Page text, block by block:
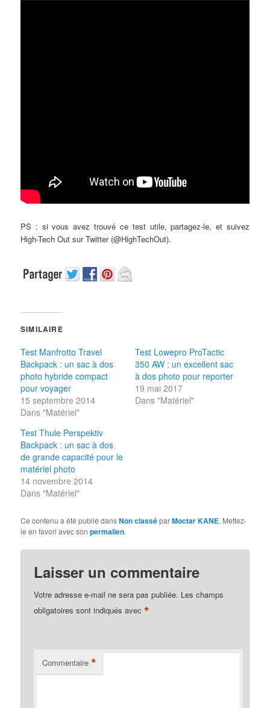
PS : si vous avez trouvé ce test utile, partagez-le, et suivez
High-Tech Out sur Twitter (@HighTechOut).
SIMILAIRE
Test Manfrotto Travel
Backpack : un sac à dos
photo hybride compact
pour voyager
15 septembre 2014
Dans "Matériel"
Test Lowepro ProTactic
350 AW : un excellent sac
à dos photo pour reporter
19 mai 2017
Dans "Matériel"
Test Thule Perspektiv
Backpack : un sac à dos
de grande capacité pour le
matériel photo
14 novembre 2014
Dans "Matériel"
Ce contenu a été publié dansNon classéparMoctar KANE. Mettez-
le en favori avec sonpermalien.
Laisser un commentaire
Votre adresse e-mail ne sera pas publiée. Les champs
obligatoires sont indiqués avec*
Commentaire *